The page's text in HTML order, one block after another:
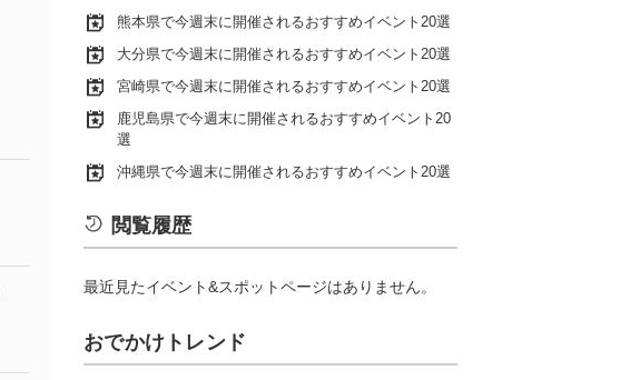
熊本県で今週末に開催されるおすすめイベント20選
大分県で今週末に開催されるおすすめイベント20選
宮崎県で今週末に開催されるおすすめイベント20選
鹿児島県で今週末に開催されるおすすめイベント20
選
沖縄県で今週末に開催されるおすすめイベント20選
閲覧履歴
最近見たイベント&スポットページはありません。
おでかけトレンド